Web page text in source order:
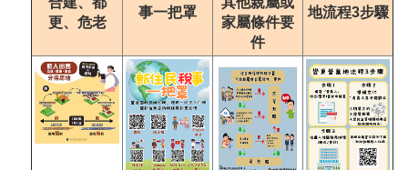
更、危老
事一把罩
家屬條件要
件
地流程3步驟